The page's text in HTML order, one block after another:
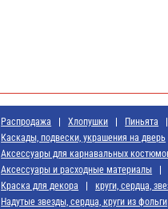
Распродажа Хлопушки Пиньята
Каскады, подвески, украшения на дверь
Аксессуары для карнавальных
Аксессуары и расходные материалы
Краска для декора
круги, сердца,
Надутые звезды, сердца, круги из фольги